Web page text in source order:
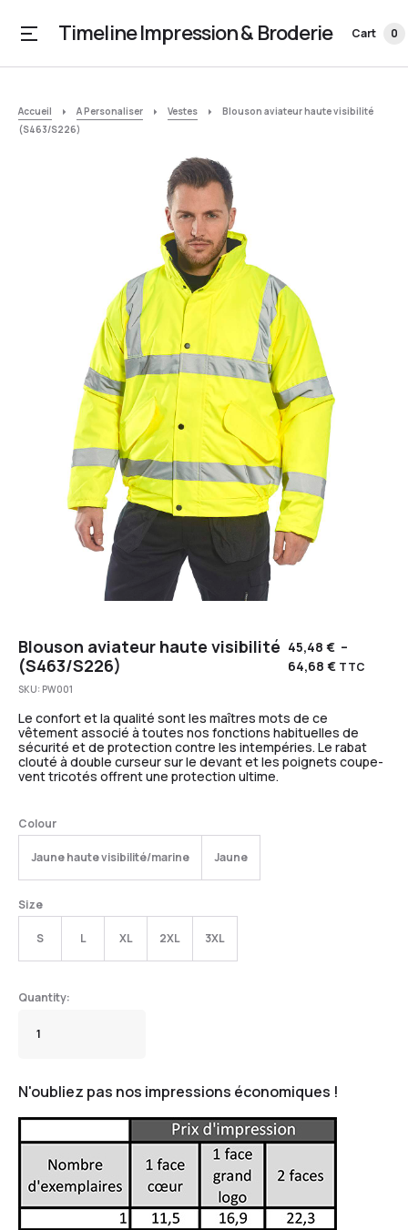
Timeline Impression & Broderie Cart 0
Accueil A Personaliser Vestes
Blouson aviateur haute visibilité
(S463/S226)
Blouson aviateur haute visibilité
(S463/S226)
45,48€ –
64,68€ TTC
SKU: PW001
Le confort et la qualité sont les maîtres mots de ce
vêtement associé à toutes nos fonctions habituelles de
sécurité et de protection contre les intempéries. Le rabat
clouté à double curseur sur le devant et les poignets coupe-
vent tricotés offrent une protection ultime.
Colour
Jaune haute visibilité/marine Jaune
Size
S L XL 2XL 3XL
N'oubliez pas nos impressions économiques !